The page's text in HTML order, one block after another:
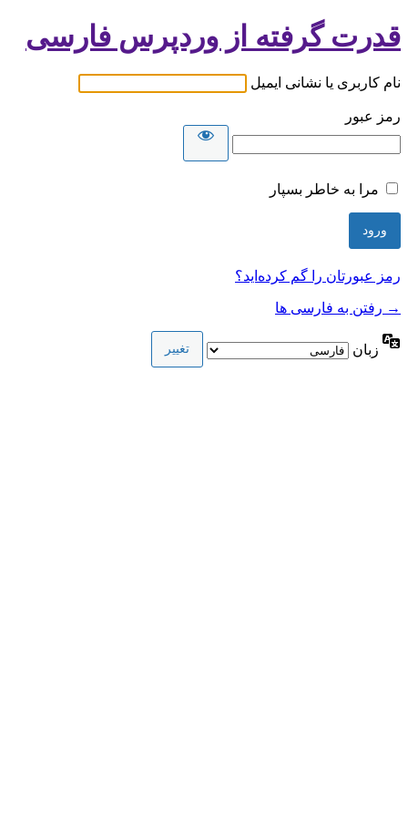
قدرت گرفته از وردپرس فارسی
نام کاربری یا نشانی ایمیل
رمز عبور
مرا به خاطر بسپار
رمز عبورتان را گم کرده‌اید؟
→ رفتن به فارسی ها
زبان